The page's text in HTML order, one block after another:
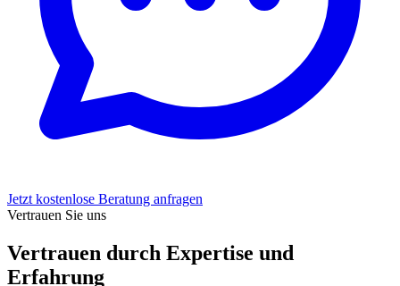
Jetzt kostenlose Beratung anfragen
Vertrauen Sie uns
Vertrauen durch Expertise und
Erfahrung